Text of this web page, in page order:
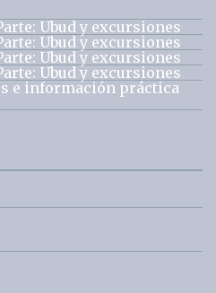
Ubud y excursiones
Ubud y excursiones
Ubud y excursiones
Ubud y excursiones
e información práctica